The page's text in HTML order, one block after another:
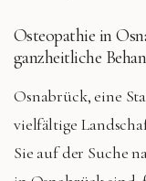
Osteopathie in
ganzheitliche
Osnabrück, eine
vielfältige
Sie auf der Suche